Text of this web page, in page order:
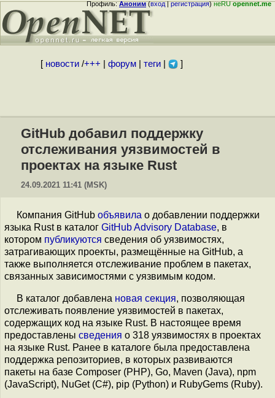
Профиль:Аноним(вход|регистрация)неRUopennet.me
[ новости/+++ форум| теги| ]
GitHub добавил поддержку
отслеживания уязвимостей в
проектах на языке Rust
24.09.2021 11:41 (MSK)
Компания GitHub объявила о добавлении поддержки
языка Rust в каталог GitHub Advisory Database, в
котором публикуются сведения об уязвимостях,
затрагивающих проекты, размещённые на GitHub, а
также выполняется отслеживание проблем в пакетах,
связанных зависимостями с уязвимым кодом.
В каталог добавлена новая секция, позволяющая
отслеживать появление уязвимостей в пакетах,
содержащих код на языке Rust. В настоящее время
предоставлены сведения о 318 уязвимостях в проектах
на языке Rust. Ранее в каталоге была предоставлена
поддержка репозиториев, в которых развиваются
пакеты на базе Composer (PHP), Go, Maven (Java), npm
(JavaScript), NuGet (С#), pip (Python) и RubyGems (Ruby).